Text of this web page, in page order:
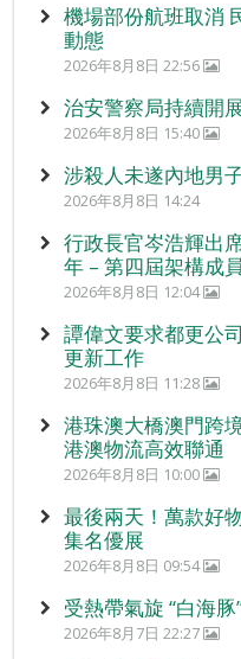
機場部份航班取消
動態
2026年8月8日 22:56
治安警察局持續開
2026年8月8日 15:40
涉殺人未遂內地男
2026年8月8日 14:24
行政長官岑浩輝出
年 – 第四屆架構成
2026年8月8日 12:04
譚偉文要求都更公
更新工作
2026年8月8日 11:28
港珠澳大橋澳門跨
港澳物流高效聯通
2026年8月8日 10:00
最後兩天！萬款好
集名優展
2026年8月8日 09:54
受熱帶氣旋 “白海
2026年8月7日 22:27